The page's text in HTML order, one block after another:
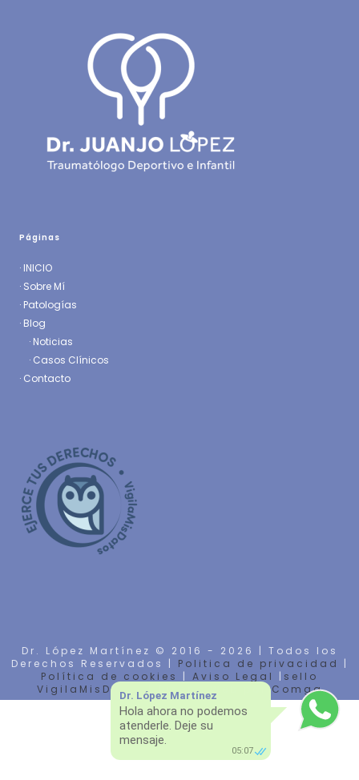
Páginas
· INICIO
· Sobre Mí
· Patologías
· Blog
· Noticias
· Casos Clínicos
· Contacto
Dr. López Martínez © 2016 - 2026 | Todos los
Derechos Reservados | Politica de privacidad
|
Política de cookies
| Aviso Legal | sello
VigilaMisDatos | Diseño Web porComga
Dr. López Martínez
Hola ahora no podemos
atenderle. Deje su
mensaje.
05:07